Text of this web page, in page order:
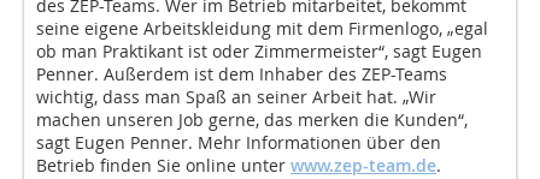
des ZEP-Teams. Wer im Betrieb mitarbeitet, bekommt
seine eigene Arbeitskleidung mit dem Firmenlogo, „egal
ob man Praktikant ist oder Zimmermeister“, sagt Eugen
Penner. Außerdem ist dem Inhaber des ZEP-Teams
wichtig, dass man Spaß an seiner Arbeit hat. „Wir
machen unseren Job gerne, das merken die Kunden“,
sagt Eugen Penner. Mehr Informationen über den
Betrieb finden Sie online unter www.zep-team.de.